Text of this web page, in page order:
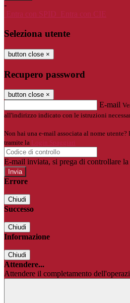
-
Entra con SPID
Entra con CIE
Seleziona utente
button close ×
Recupero password
button close ×
E-mail
all'indirizzo indicato con le istruzioni
Non hai una e-mail associata al nome
tramite la
Login Spaggiari
E-mail inviata, si prega di controllare
Errore
Chiudi
Successo
Chiudi
Informazione
Chiudi
Attendere...
Attendere il completamento